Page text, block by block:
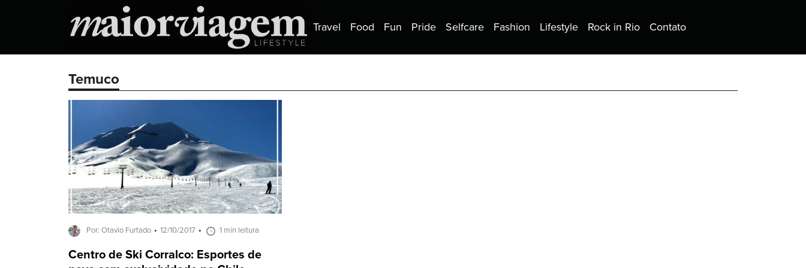
Travel Food Fun Pride Selfcare Fashion Lifestyle Rock in Rio Contato
Temuco
Por: Otavio Furtado 12/10/2017 1 min leitura
Centro de Ski Corralco: Esportes de